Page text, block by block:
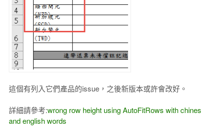
這個有列入它們產品的issue，之後新版本或許會改好。
詳細請參考:wrong row height using AutoFitRows with chines
and english words